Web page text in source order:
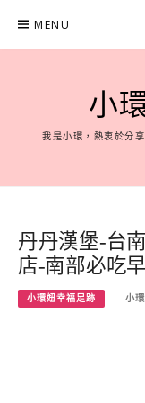
content
MENU
小
我是小環，熱衷於分
丹丹漢堡-台
店-南部必吃
小環妞幸福足跡 小環